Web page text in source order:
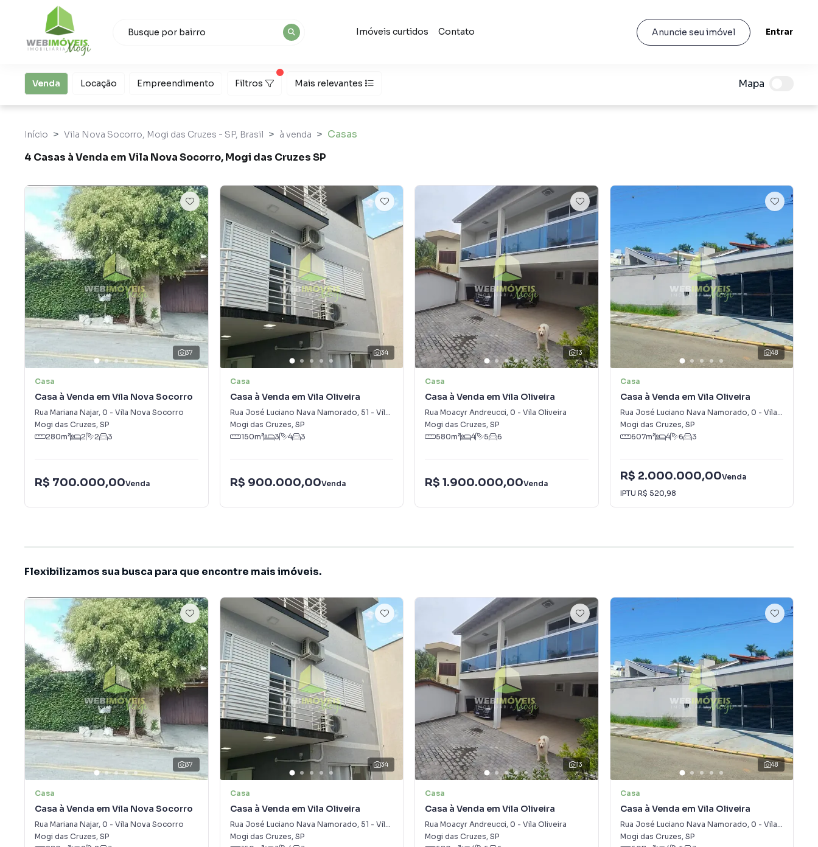
Imóveis curtidos Contato Anuncie seu imóvel Entrar
Venda Locação Empreendimento Filtros Mais relevantes Mapa
Início Vila Nova Socorro, Mogi das Cruzes - SP, Brasil à venda
Casas
4 Casas à Venda em Vila Nova Socorro, Mogi das Cruzes SP
37
Casa
Casa à Venda em Vila Nova Socorro
Rua Mariana Najar, 0 - Vila Nova Socorro
Mogi das Cruzes, SP
280m² 2 2 3
R$ 700.000,00Venda
34
Casa
Casa à Venda em Vila Oliveira
Rua José Luciano Nava Namorado, 51 - Vila Oliveira
Mogi das Cruzes, SP
150m² 3 4 3
R$ 900.000,00Venda
13
Casa
Casa à Venda em Vila Oliveira
Rua Moacyr Andreucci, 0 - Vila Oliveira
Mogi das Cruzes, SP
580m² 4 5 6
R$ 1.900.000,00Venda
48
Casa
Casa à Venda em Vila Oliveira
Rua José Luciano Nava Namorado, 0 - Vila Oliveira
Mogi das Cruzes, SP
607m² 4 6 3
R$ 2.000.000,00Venda
IPTU R$ 520,98
Flexibilizamos sua busca para que encontre mais imóveis.
37
Casa
Casa à Venda em Vila Nova Socorro
Rua Mariana Najar, 0 - Vila Nova Socorro
Mogi das Cruzes, SP
34
Casa
Casa à Venda em Vila Oliveira
Rua José Luciano Nava Namorado, 51 - Vila Oliveira
Mogi das Cruzes, SP
13
Casa
Casa à Venda em Vila Oliveira
Rua Moacyr Andreucci, 0 - Vila Oliveira
Mogi das Cruzes, SP
48
Casa
Casa à Venda em Vila Oliveira
Rua José Luciano Nava Namorado, 0 - Vila Oliveira
Mogi das Cruzes, SP